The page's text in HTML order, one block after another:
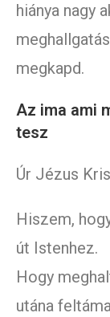
hiánya nagy
megkapd.
Az ima ami
tesz
Úr Jézus
Hiszem,
út Istenhez.
Hogy
utána